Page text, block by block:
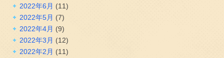
2022年6月 (11)
2022年5月 (7)
2022年4月 (9)
2022年3月 (12)
2022年2月 (11)